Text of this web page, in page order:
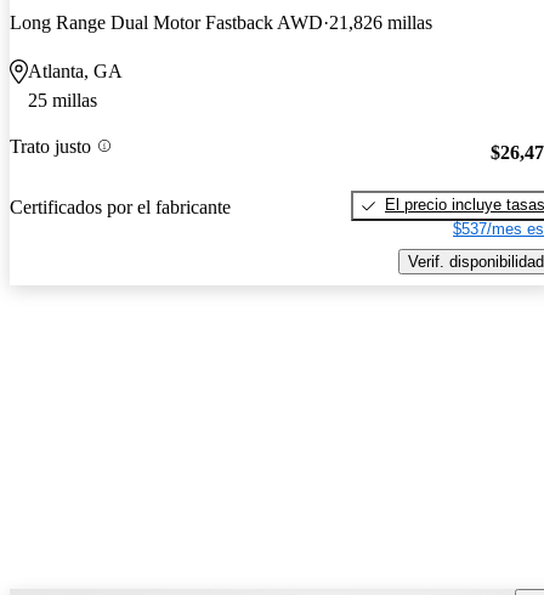
Long Range Dual Motor Fastback AWD 21,826 millas
Atlanta, GA
25 millas
Trato justo
Certificados por el fabricante
El precio incluye tasas
$537/mes
Verif. disponibilidad